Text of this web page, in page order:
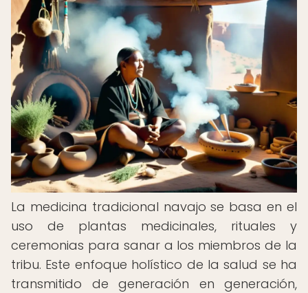
La medicina tradicional navajo se basa en el
uso de plantas medicinales, rituales y
ceremonias para sanar a los miembros de la
tribu. Este enfoque holístico de la salud se ha
transmitido de generación en generación,